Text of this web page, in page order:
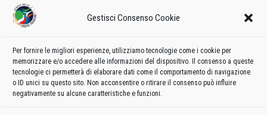
Gestisci Consenso Cookie
Per fornire le migliori esperienze, utilizziamo tecnologie come i cookie per
memorizzare e/o accedere alle informazioni del dispositivo. Il consenso a queste
tecnologie ci permetterà di elaborare dati come il comportamento di navigazione
o ID unici su questo sito. Non acconsentire o ritirare il consenso può influire
negativamente su alcune caratteristiche e funzioni.
pilota a rientrare alla base, un quarto d’ora prima dell’evento di Ustica.
Sulle foto scattate da un satellite, dalle quali si sarebbe rilevata la
radiofrequenza capaci di influire sulla strumentazione avionica degli
aerei a Ramstein, ha negato di esserne in possesso (v. esame Cinti
Mario, PG 12.01.94)
Purgatori Andrea, giornalista del Corriere della Sera